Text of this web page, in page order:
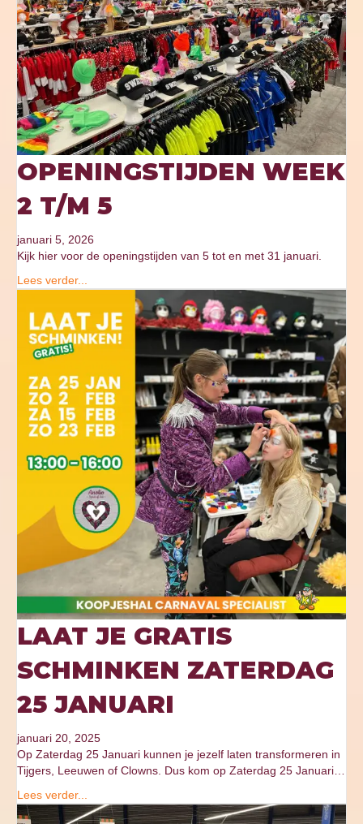
OPENINGSTIJDEN WEEK
2 T/M 5
januari 5, 2026
Kijk hier voor de openingstijden van 5 tot en met 31 januari.
Lees verder...
LAAT JE GRATIS
SCHMINKEN ZATERDAG
25 JANUARI
januari 20, 2025
Op Zaterdag 25 Januari kunnen je jezelf laten transformeren in
Tijgers, Leeuwen of Clowns. Dus kom op Zaterdag 25 Januari…
Lees verder...